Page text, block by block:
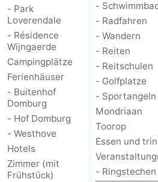
Cadzand
-
Natur
Het
Zwin
Wetter
Kontakt
- Park
Loverendale
- Résidence
Wijngaerde
Campingplätze
Ferienhäuser
- Buitenhof
Domburg
- Hof Domburg
- Westhove
Hotels
Zimmer (mit
Frühstück)
-
- Radfahren
- Wandern
- Reiten
- Reitschulen
- Golfplatze
- Sportangeln
Mondriaan
Toorop
Essen und
- Ringstechen